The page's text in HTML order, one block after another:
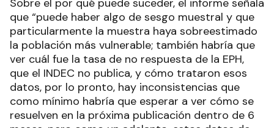
Sobre el por qué puede suceder, el informe señala
que “puede haber algo de sesgo muestral y que
particularmente la muestra haya sobreestimado
la población más vulnerable; también habría que
ver cuál fue la tasa de no respuesta de la EPH,
que el INDEC no publica, y cómo trataron esos
datos, por lo pronto, hay inconsistencias que
como mínimo habría que esperar a ver cómo se
resuelven en la próxima publicación dentro de 6